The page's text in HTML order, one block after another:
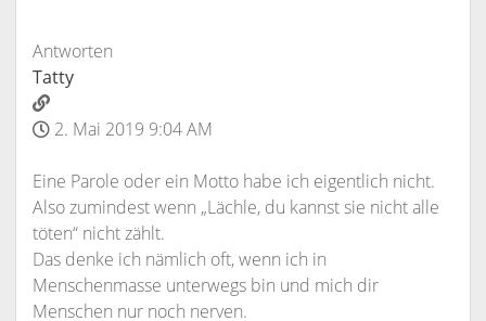
Antworten
Tatty
2. Mai 2019 9:04 AM
Eine Parole oder ein Motto habe ich eigentlich nicht.
Also zumindest wenn „Lächle, du kannst sie nicht alle
töten“ nicht zählt.
Das denke ich nämlich oft, wenn ich in
Menschenmasse unterwegs bin und mich dir
Menschen nur noch nerven.